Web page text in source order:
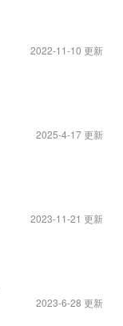
2022-11-10 更新
2025-4-17 更新
2023-11-21 更新
2023-6-28 更新